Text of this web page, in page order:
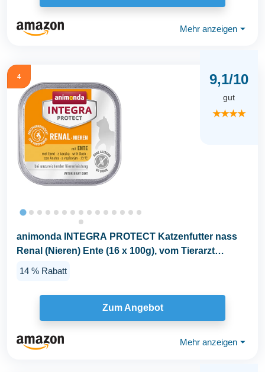
Mehr anzeigen ⏷
4 9,1/10
gut
★★★★
animonda INTEGRA PROTECT Katzenfutter nass
Renal (Nieren) Ente (16 x 100g), vom Tierarzt
14 % Rabatt
Zum Angebot
Mehr anzeigen ⏷